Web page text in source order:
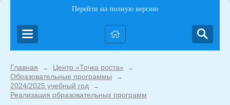
Перейти на полную версию
Главная → Центр «Точка роста» →
Образовательные программы →
2024/2025 учебный год →
Реализация образовательных программ